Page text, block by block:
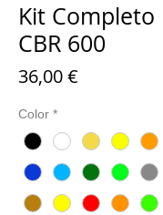
Kit Completo
CBR 600
36,00 €
Color *